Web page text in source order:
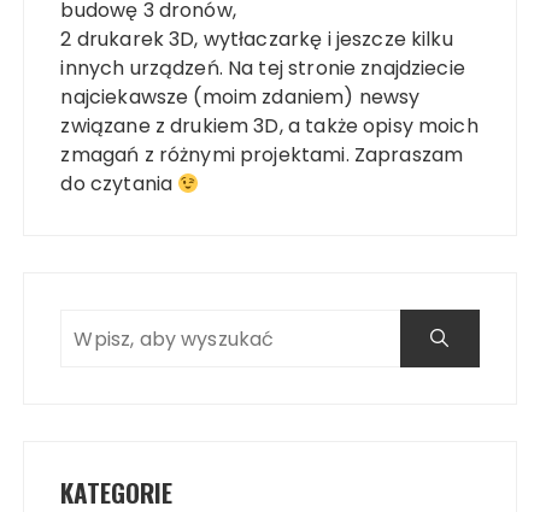
budowę 3 dronów,
2 drukarek 3D, wytłaczarkę i jeszcze kilku
innych urządzeń. Na tej stronie znajdziecie
najciekawsze (moim zdaniem) newsy
związane z drukiem 3D, a także opisy moich
zmagań z różnymi projektami. Zapraszam
do czytania
KATEGORIE